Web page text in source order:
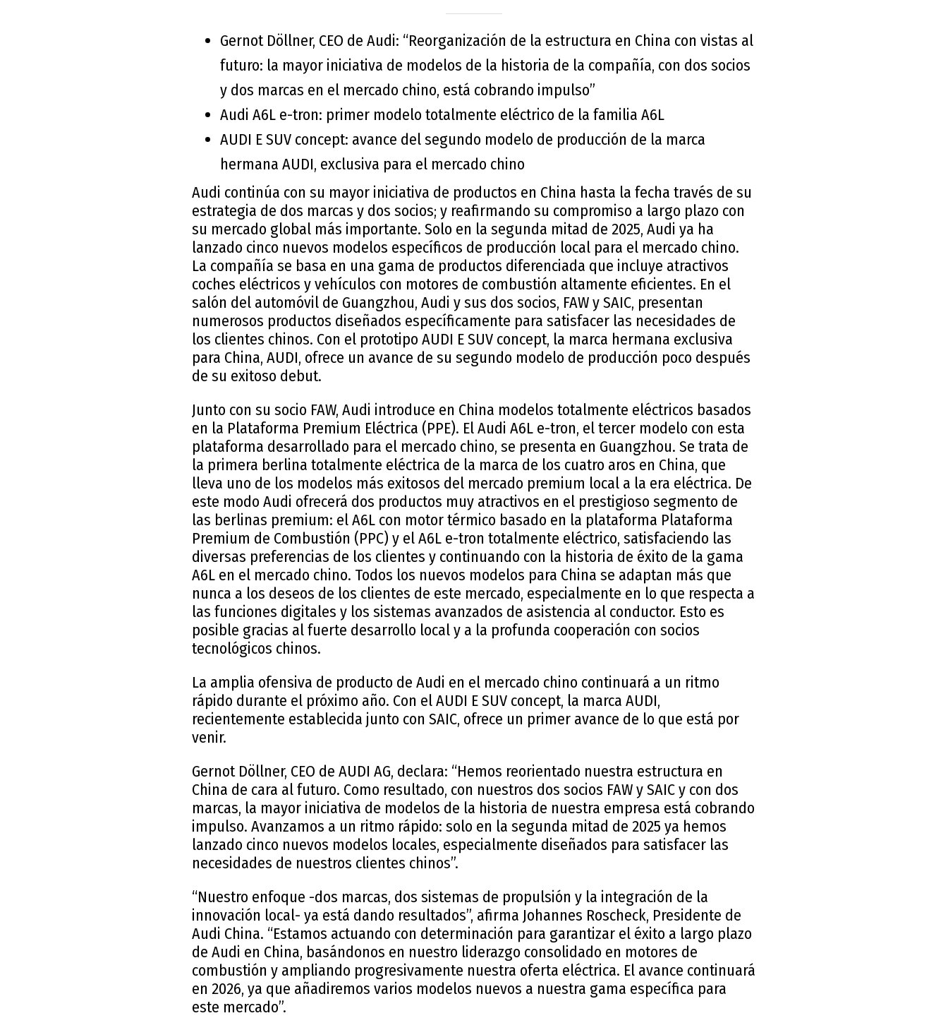
Gernot Döllner, CEO de Audi: “Reorganización de la estructura en China con vistas al
futuro: la mayor iniciativa de modelos de la historia de la compañía, con dos socios
y dos marcas en el mercado chino, está cobrando impulso”
Audi A6L e-tron: primer modelo totalmente eléctrico de la familia A6L
AUDI E SUV concept: avance del segundo modelo de producción de la marca
hermana AUDI, exclusiva para el mercado chino
Audi continúa con su mayor iniciativa de productos en China hasta la fecha través de su
estrategia de dos marcas y dos socios; y reafirmando su compromiso a largo plazo con
su mercado global más importante. Solo en la segunda mitad de 2025, Audi ya ha
lanzado cinco nuevos modelos específicos de producción local para el mercado chino.
La compañía se basa en una gama de productos diferenciada que incluye atractivos
coches eléctricos y vehículos con motores de combustión altamente eficientes. En el
salón del automóvil de Guangzhou, Audi y sus dos socios, FAW y SAIC, presentan
numerosos productos diseñados específicamente para satisfacer las necesidades de
los clientes chinos. Con el prototipo AUDI E SUV concept, la marca hermana exclusiva
para China, AUDI, ofrece un avance de su segundo modelo de producción poco después
de su exitoso debut.
Junto con su socio FAW, Audi introduce en China modelos totalmente eléctricos basados
en la Plataforma Premium Eléctrica (PPE). El Audi A6L e-tron, el tercer modelo con esta
plataforma desarrollado para el mercado chino, se presenta en Guangzhou. Se trata de
la primera berlina totalmente eléctrica de la marca de los cuatro aros en China, que
lleva uno de los modelos más exitosos del mercado premium local a la era eléctrica. De
este modo Audi ofrecerá dos productos muy atractivos en el prestigioso segmento de
las berlinas premium: el A6L con motor térmico basado en la plataforma Plataforma
Premium de Combustión (PPC) y el A6L e-tron totalmente eléctrico, satisfaciendo las
diversas preferencias de los clientes y continuando con la historia de éxito de la gama
A6L en el mercado chino. Todos los nuevos modelos para China se adaptan más que
nunca a los deseos de los clientes de este mercado, especialmente en lo que respecta a
las funciones digitales y los sistemas avanzados de asistencia al conductor. Esto es
posible gracias al fuerte desarrollo local y a la profunda cooperación con socios
tecnológicos chinos.
La amplia ofensiva de producto de Audi en el mercado chino continuará a un ritmo
rápido durante el próximo año. Con el AUDI E SUV concept, la marca AUDI,
recientemente establecida junto con SAIC, ofrece un primer avance de lo que está por
venir.
Gernot Döllner, CEO de AUDI AG, declara: “Hemos reorientado nuestra estructura en
China de cara al futuro. Como resultado, con nuestros dos socios FAW y SAIC y con dos
marcas, la mayor iniciativa de modelos de la historia de nuestra empresa está cobrando
impulso. Avanzamos a un ritmo rápido: solo en la segunda mitad de 2025 ya hemos
lanzado cinco nuevos modelos locales, especialmente diseñados para satisfacer las
necesidades de nuestros clientes chinos”.
“Nuestro enfoque -dos marcas, dos sistemas de propulsión y la integración de la
innovación local- ya está dando resultados”, afirma Johannes Roscheck, Presidente de
Audi China. “Estamos actuando con determinación para garantizar el éxito a largo plazo
de Audi en China, basándonos en nuestro liderazgo consolidado en motores de
combustión y ampliando progresivamente nuestra oferta eléctrica. El avance continuará
en 2026, ya que añadiremos varios modelos nuevos a nuestra gama específica para
este mercado”.